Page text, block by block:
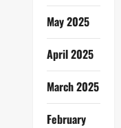
May 2025
April 2025
March 2025
February